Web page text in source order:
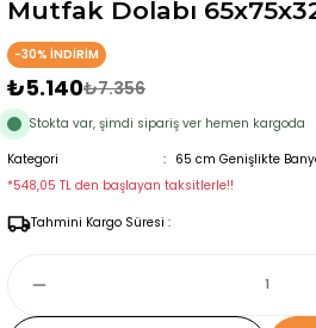
Mutfak Dolabı
-30% İNDİRİM
₺5.140₺7.356
Stokta var, şimdi sipariş ver hemen kargoda
Kategori
65 cm Genişlikte
*548,05 TL den başlayan taksitlerle!!
Tahmini Kargo Süresi :